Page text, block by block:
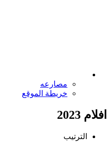
مصارعه
خريطة الموقع
افلام 2023
الترتيب